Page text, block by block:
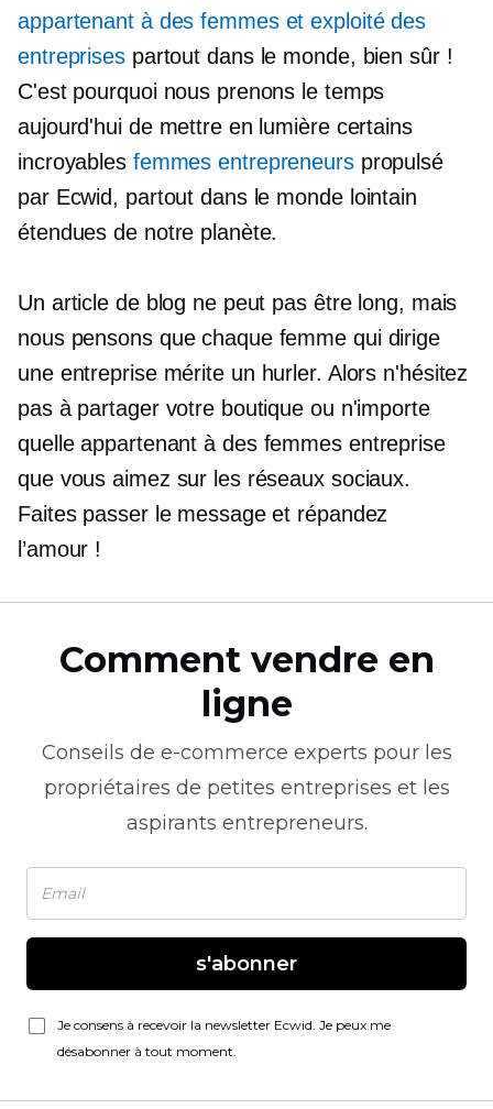
appartenant à des femmeset exploité des
entreprisespartout dans le monde, bien sûr !
C'est pourquoi nous prenons le temps
aujourd'hui de mettre en lumière certains
incroyables femmes entrepreneurspropulsé
par Ecwid, partout dans le monde lointain
étendues de notre planète.
Un article de blog ne peut pas être long, mais
nous pensons que chaque femme qui dirige
une entreprise mérite un hurler. Alors n'hésitez
pas à partager votre boutique ou n'importe
quelleappartenant à des femmesentreprise
que vous aimez sur les réseaux sociaux.
Faites passer le message et répandez
l’amour !
Comment vendre en
ligne
Conseils de e-commerce experts pour les
propriétaires de petites entreprises et les
aspirants entrepreneurs.
s'abonner
Je consens à recevoir la newsletter Ecwid. Je peux me
désabonner à tout moment.